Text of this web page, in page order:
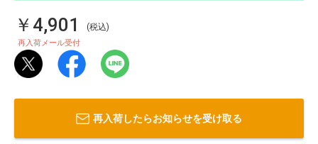
￥4,901 (税込)
再入荷メール受付
再入荷したらお知らせを受け取る